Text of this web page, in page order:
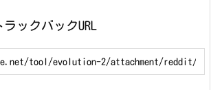
ックバックURL